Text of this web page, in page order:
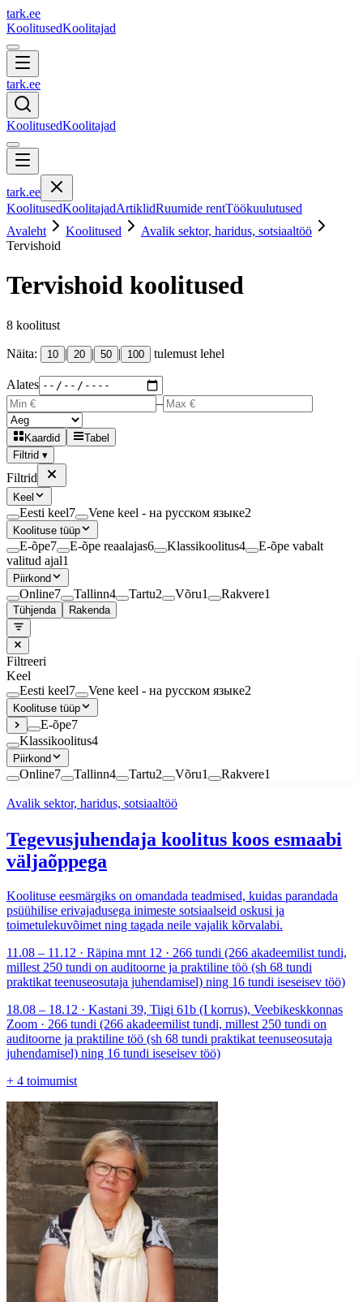
tark.ee
KoolitusedKoolitajad
tark.ee
KoolitusedKoolitajad
tark.ee
KoolitusedKoolitajadArtiklidRuumide rentTöökuulutused
Avaleht
Koolitused
Avalik sektor, haridus, sotsiaaltöö
Tervishoid
Tervishoid koolitused
8 koolitust
Näita: 10 | 20 | 50 | 100 tulemust lehel
Alates
–
Kaardid
Tabel
Filtrid ▾
Filtrid
Keel
Eesti keel7 Vene keel - на русском языке2
Koolituse tüüp
E-õpe7 E-õpe reaalajas6 Klassikoolitus4
E-õpe vabalt
valitud ajal1
Piirkond
Online7 Tallinn4 Tartu2 Võru1 Rakvere1
Tühjenda Rakenda
Filtreeri
Keel
Eesti keel7 Vene keel - на русском языке2
Koolituse tüüp
E-õpe7
Klassikoolitus4
Piirkond
Online7 Tallinn4 Tartu2 Võru1 Rakvere1
Avalik sektor, haridus, sotsiaaltöö
Tegevusjuhendaja koolitus koos esmaabi
väljaõppega
Koolituse eesmärgiks on omandada teadmised, kuidas parandada
psüühilise erivajadusega inimeste sotsiaalseid oskusi ja
toimetulekuvõimet ning tagada neile vajalik kõrvalabi.
11.08 – 11.12 · Räpina mnt 12 · 266 tundi (266 akadeemilist tundi,
millest 250 tundi on auditoorne ja praktiline töö (sh 68 tundi
praktikat teenuseosutaja juhendamisel) ning 16 tundi iseseisev töö)
18.08 – 18.12 · Kastani 39, Tiigi 61b (I korrus), Veebikeskkonnas
Zoom · 266 tundi (266 akadeemilist tundi, millest 250 tundi on
auditoorne ja praktiline töö (sh 68 tundi praktikat teenuseosutaja
juhendamisel) ning 16 tundi iseseisev töö)
+ 4 toimumist